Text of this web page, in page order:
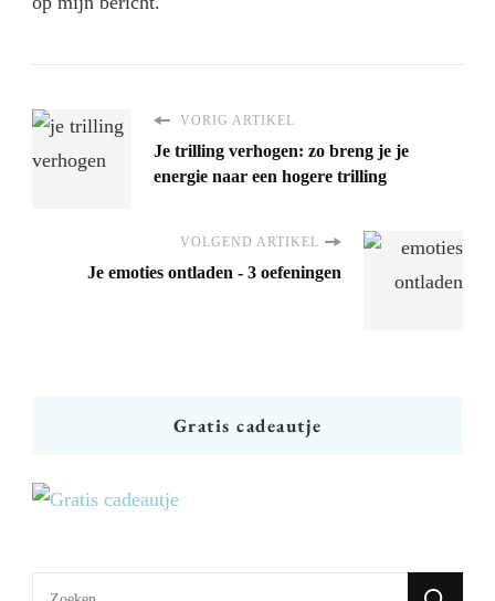
VORIG ARTIKEL
Je trilling verhogen: zo breng je je
energie naar een hogere trilling
VOLGEND ARTIKEL
Je emoties ontladen - 3 oefeningen
Gratis cadeautje
Looking